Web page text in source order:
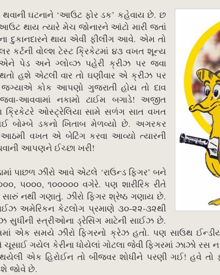
થવાની ઘટનાને ‘આઉટ ફોર ડક’ કહેવાય છે. છ
થાય ત્યારે મેચ જોનારને આંટો મારી જતાં
દુકાનદારને થાય એવી ફીલીંગ આવે. એમ તો
કર્ટની વોલ્શ ટેસ્ટ ક્રિકેટમાં ૪૩ વખત શૂન્ય
પેડ અને ગ્લોવ્ઝ પહેરી ક્રીઝ પર જવા
હશે એટલી વાર તો ઘણીવાર એ ક્રીઝ પર
કોક આપણો ગુજરાતી હોય તો દાવ
આવવામાં નકામો ટાઈમ બગાડે! અજીત
ઓસ્ટ્રેલિયા સામે સળંગ સાત વખત
બોમ્બે ડકનો ખિતાબ મેળવ્યો છે. અગરકર
વખત એ બેટિંગ કરવા આવ્યો ત્યારની
આપણને ઈચ્છા ખરી!
પાછળ ઝીરો આવે એટલે ‘રાઉન્ડ ફિગર’ બને
૫૦૦૦, ૧૦૦૦૦૦ વગેરે. પણ શારીરિક રીતે
નથી ગણાતું. ઝીરો ફિગર શ્રેષ્ઠ ગણાય છે.
અમેરિકન કેટલોગ પ્રમાણે ૩૦-૨૨-૩૨થી
સુધીની સ્ત્રીઓના ડ્રેસિંગ માટેની સાઈઝ છે.
એક સમયે ઝીરો ફિગરનો ક્રેઝ હતો. પણ સાઉથ
ચૂસાઈ ગયેલ કેરીના ધોયેલાં ગોટલા જેવી ફિગરમાં ઝાઝો રસ
એક હિરોઈન તો બીજવર શોધીને પરણી ગઈ! હવે તો
જોવે છે.